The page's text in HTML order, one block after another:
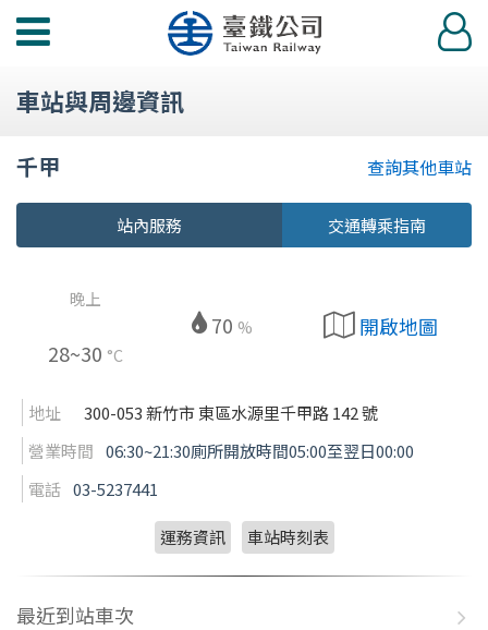
功
選
登
入
車站與周邊資訊
千甲 查詢其他車站
站內服務 交通轉乘指南
晚上
28~30 °C
70 % 開啟地圖
地址
300-053 新竹市 東區水源里千甲路 142 號
營業時間 06:30~21:30廁所開放時間05:00至翌日00:00
電話 03-5237441
運務資訊 車站時刻表
最近到站車次